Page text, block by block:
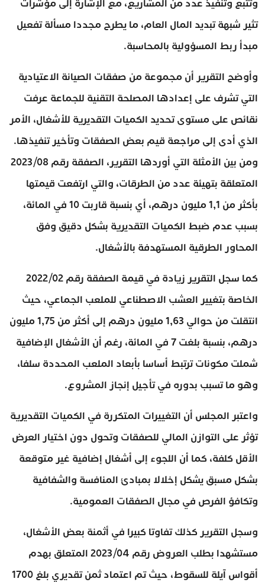
وتتبع وتنفيذ عدد من المشاريع، مع الإشارة إلى مؤشرات
تثير شبهة تبديد المال العام، ما يطرح مجددا مسألة تفعيل
مبدأ ربط المسؤولية بالمحاسبة.
وأوضح التقرير أن مجموعة من صفقات الصيانة الاعتيادية
التي تشرف على إعدادها المصلحة التقنية للجماعة عرفت
نقائص على مستوى تحديد الكميات التقديرية للأشغال، الأمر
الذي أدى إلى مراجعة قيم بعض الصفقات وتأخير تنفيذها.
ومن بين الأمثلة التي أوردها التقرير، الصفقة رقم 2023/08
المتعلقة بتهيئة عدد من الطرقات، والتي ارتفعت قيمتها
بأكثر من 1,1 مليون درهم، أي بنسبة قاربت 10 في المائة،
بسبب عدم ضبط الكميات التقديرية بشكل دقيق وفق
المحاور الطرقية المستهدفة بالأشغال.
كما سجل التقرير زيادة في قيمة الصفقة رقم 2022/02
الخاصة بتغيير العشب الاصطناعي للملعب الجماعي، حيث
انتقلت من حوالي 1,63 مليون درهم إلى أكثر من 1,75 مليون
درهم، بنسبة بلغت 7 في المائة، رغم أن الأشغال الإضافية
شملت مكونات ترتبط أساسا بأبعاد الملعب المحددة سلفا،
وهو ما تسبب بدوره في تأجيل إنجاز المشروع.
واعتبر المجلس أن التغييرات المتكررة في الكميات التقديرية
تؤثر على التوازن المالي للصفقات وتحول دون اختيار العرض
الأقل كلفة، كما أن اللجوء إلى أشغال إضافية غير متوقعة
بشكل مسبق يشكل إخلالا بمبادئ المنافسة والشفافية
وتكافؤ الفرص في مجال الصفقات العمومية.
وسجل التقرير كذلك تفاوتا كبيرا في أثمنة بعض الأشغال،
مستشهدا بطلب العروض رقم 2023/04 المتعلق بهدم
أقواس آيلة للسقوط، حيث تم اعتماد ثمن تقديري بلغ 1700